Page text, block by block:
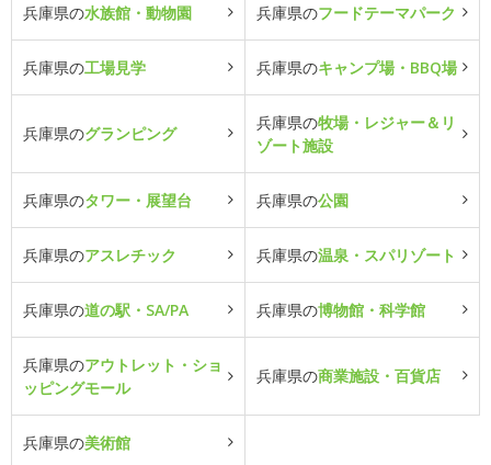
兵庫県の水族館・動物園 兵庫県のフードテーマパーク
兵庫県の工場見学 兵庫県のキャンプ場・BBQ場
兵庫県のグランピング
兵庫県の牧場・レジャー＆リ
ゾート施設
兵庫県のタワー・展望台 兵庫県の公園
兵庫県のアスレチック 兵庫県の温泉・スパリゾート
兵庫県の道の駅・SA/PA 兵庫県の博物館・科学館
兵庫県のアウトレット・ショ
ッピングモール
兵庫県の商業施設・百貨店
兵庫県の美術館